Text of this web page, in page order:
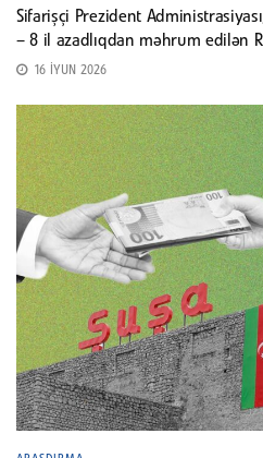
Sifarişçi Prezident
– 8 il azadlıqdan məhrum edilən
16 İYUN 2026